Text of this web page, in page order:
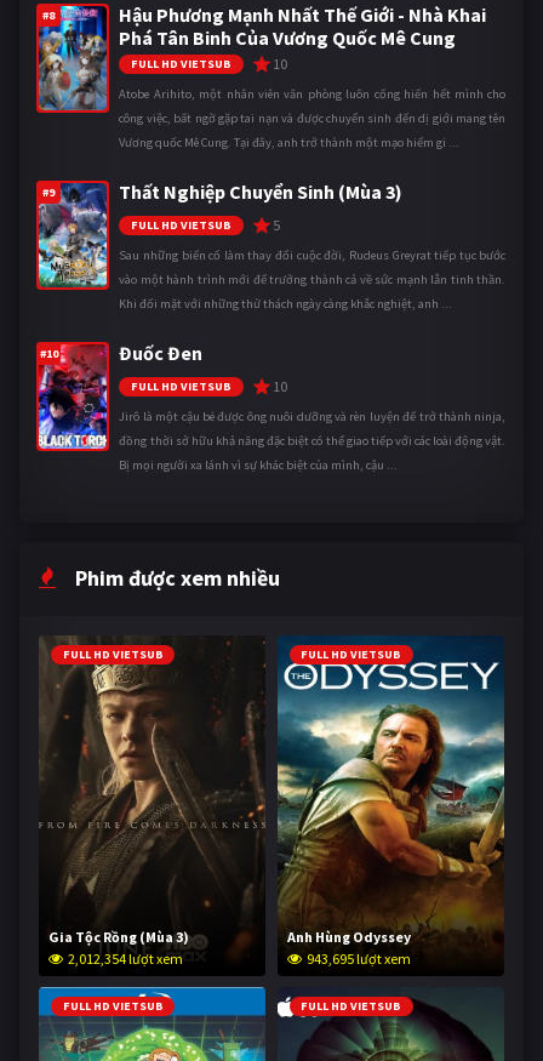
#8
Hậu Phương Mạnh Nhất Thế Giới - Nhà Khai
Phá Tân Binh Của Vương Quốc Mê Cung
FULL HD VIETSUB 10
Atobe Arihito, một nhân viên văn phòng luôn cống hiến hết mình cho
công việc, bất ngờ gặp tai nạn và được chuyển sinh đến dị giới mang tên
Vương quốc Mê Cung. Tại đây, anh trở thành một mạo hiểm gi ...
#9 Thất Nghiệp Chuyển Sinh (Mùa 3)
FULL HD VIETSUB 5
Sau những biến cố làm thay đổi cuộc đời, Rudeus Greyrat tiếp tục bước
vào một hành trình mới để trưởng thành cả về sức mạnh lẫn tinh thần.
Khi đối mặt với những thử thách ngày càng khắc nghiệt, anh ...
#10 Đuốc Đen
FULL HD VIETSUB 10
Jirô là một cậu bé được ông nuôi dưỡng và rèn luyện để trở thành ninja,
đồng thời sở hữu khả năng đặc biệt có thể giao tiếp với các loài động vật.
Bị mọi người xa lánh vì sự khác biệt của mình, cậu ...
Phim được xem nhiều
FULL HD VIETSUB
Gia Tộc Rồng (Mùa 3)
2,012,354 lượt xem
FULL HD VIETSUB
Anh Hùng Odyssey
943,695 lượt xem
FULL HD VIETSUB FULL HD VIETSUB